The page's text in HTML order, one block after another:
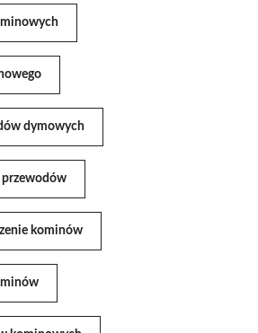
dymowych
przewodów
kominów